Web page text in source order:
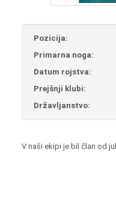
Pozicija:
Primarna noga:
Datum rojstva:
Prejšnji klubi:
Državljanstvo:
V naši ekipi je bil član od